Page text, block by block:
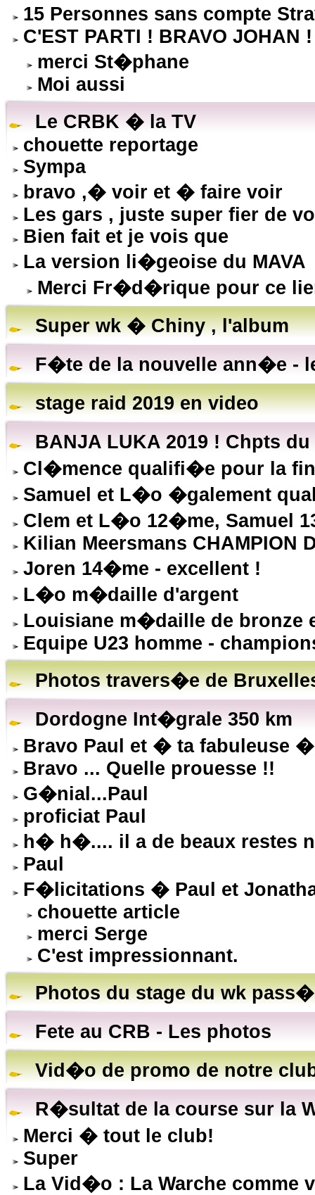
15 Personnes sans compte
C'EST PARTI ! BRAVO JOHAN !
merci St�phane
Moi aussi
Le CRBK � la TV
chouette reportage
Sympa
bravo ,� voir et � faire voir
Les gars , juste super fier de
Bien fait et je vois que
La version li�geoise du MAVA
Merci Fr�d�rique pour ce
Super wk � Chiny , l'album
F�te de la nouvelle ann�e -
stage raid 2019 en video
BANJA LUKA 2019 ! Chpts
Cl�mence qualifi�e pour la
Samuel et L�o �galement
Clem et L�o 12�me, Samuel
Kilian Meersmans CHAMPION
Joren 14�me - excellent !
L�o m�daille d'argent
Louisiane m�daille de bronze
Equipe U23 homme -
Photos travers�e de
Dordogne Int�grale 350 km
Bravo Paul et � ta fabuleuse
Bravo ... Quelle prouesse !!
G�nial...Paul
proficiat Paul
h� h�.... il a de beaux restes
Paul
F�licitations � Paul et
chouette article
merci Serge
C'est impressionnant.
Photos du stage du wk pass�
Fete au CRB - Les photos
Vid�o de promo de notre
R�sultat de la course sur la
Merci � tout le club!
Super
La Vid�o : La Warche comme